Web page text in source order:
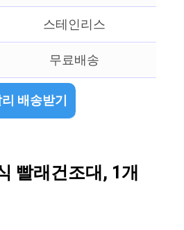
스테인리스
무료배송
배송받기
빨래건조대, 1개